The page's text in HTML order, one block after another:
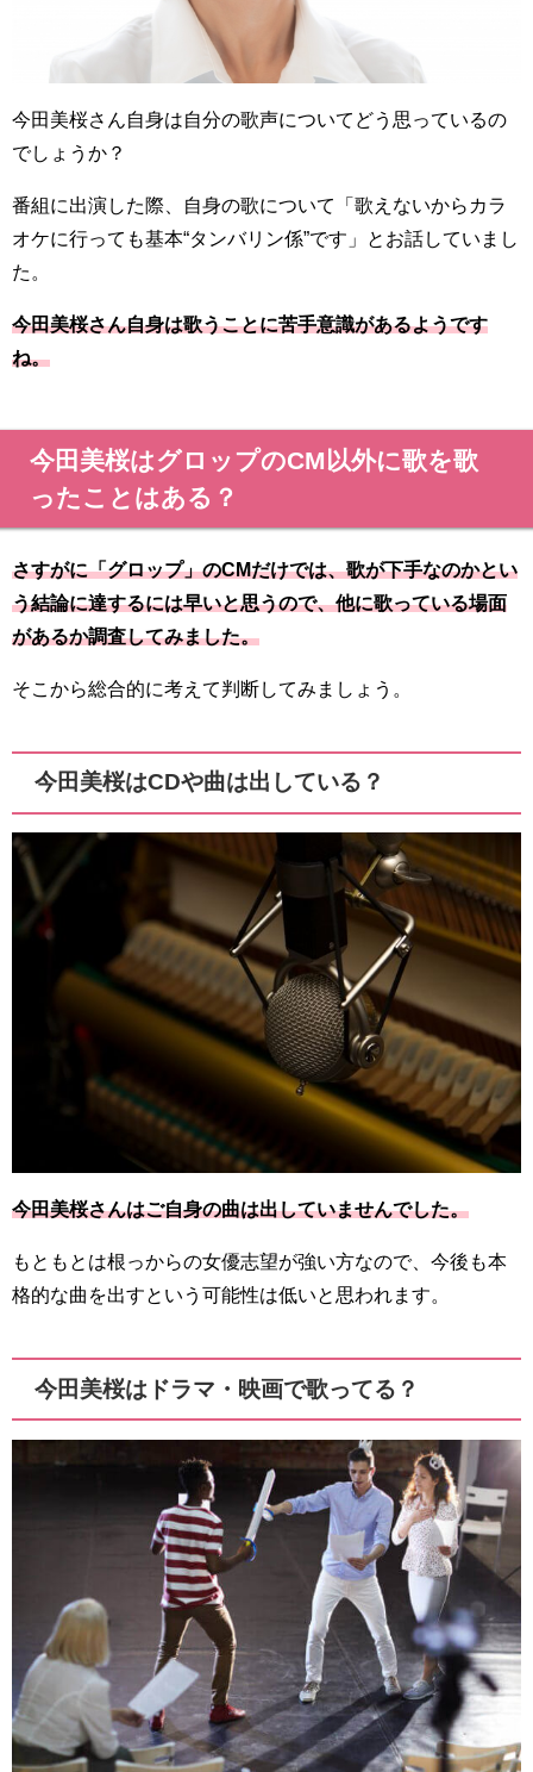
今田美桜さん自身は自分の歌声についてどう思っているの
でしょうか？
番組に出演した際、自身の歌について「歌えないからカラ
オケに行っても基本“タンバリン係”です」とお話していまし
た。
今田美桜さん自身は歌うことに苦手意識があるようです
ね。
今田美桜はグロップのCM以外に歌を歌
ったことはある？
さすがに「グロップ」のCMだけでは、歌が下手なのかとい
う結論に達するには早いと思うので、他に歌っている場面
があるか調査してみました。
そこから総合的に考えて判断してみましょう。
今田美桜はCDや曲は出している？
今田美桜さんはご自身の曲は出していませんでした。
もともとは根っからの女優志望が強い方なので、今後も本
格的な曲を出すという可能性は低いと思われます。
今田美桜はドラマ・映画で歌ってる？